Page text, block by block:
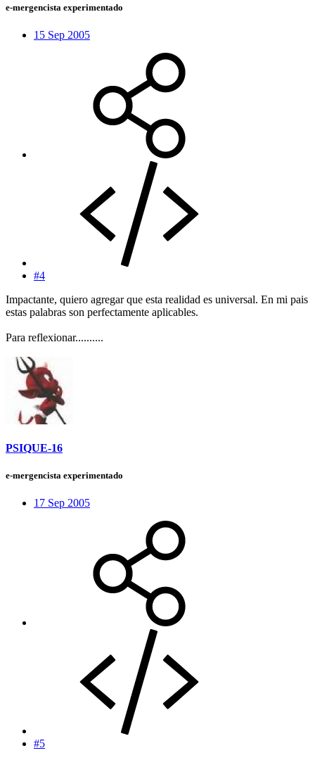
e-mergencista experimentado
15 Sep 2005
#4
Impactante, quiero agregar que esta realidad es universal. En mi pais
estas palabras son perfectamente aplicables.
Para reflexionar..........
PSIQUE-16
e-mergencista experimentado
17 Sep 2005
#5